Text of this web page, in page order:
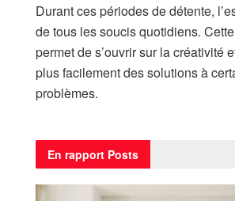
Durant ces périodes de détente,
de tous les soucis quotidiens.
permet de s’ouvrir sur la créativité
plus facilement des solutions à
problèmes.
En rapport Posts